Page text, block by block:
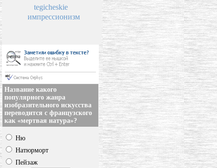
tegicheskie
импрессионизм
Название какого
популярного жанра
изобразительного искусства
переводится с французского
как «мертвая натура»?
Ню
Натюрморт
Пейзаж